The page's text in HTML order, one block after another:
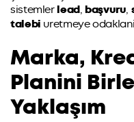
sistemlerlead, başvuru,
talebi uretmeye
Marka,
Planini
Yaklaşım